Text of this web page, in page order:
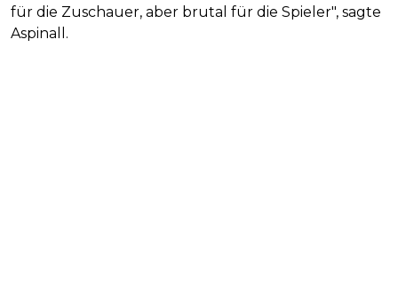
für die Zuschauer, aber brutal für die Spieler", sagte
Aspinall.